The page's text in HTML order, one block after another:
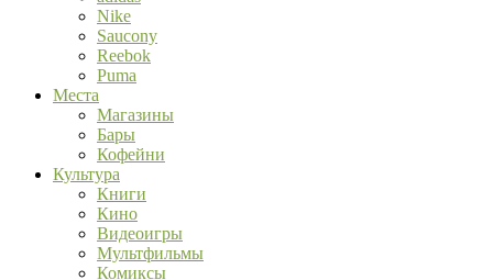
Nike
Saucony
Reebok
Puma
Места
Магазины
Бары
Кофейни
Культура
Книги
Кино
Видеоигры
Мультфильмы
Комиксы